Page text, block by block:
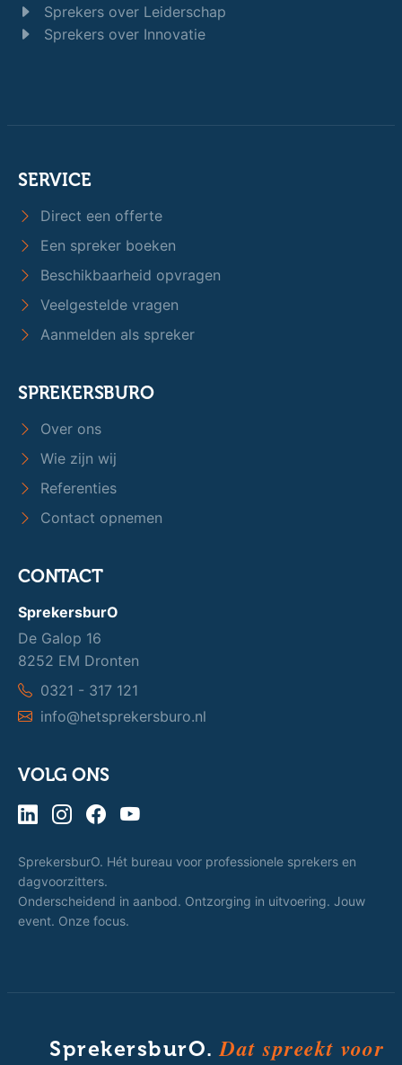
Sprekers over Leiderschap
Sprekers over Innovatie
SERVICE
Direct een offerte
Een spreker boeken
Beschikbaarheid opvragen
Veelgestelde vragen
Aanmelden als spreker
SPREKERSBURO
Over ons
Wie zijn wij
Referenties
Contact opnemen
CONTACT
SprekersburO
De Galop 16
8252 EM Dronten
0321 - 317 121
info@hetsprekersburo.nl
VOLG ONS
SprekersburO. Hét bureau voor professionele sprekers en
dagvoorzitters.
Onderscheidend in aanbod. Ontzorging in uitvoering. Jouw
event. Onze focus.
SprekersburO. Dat spreekt voor